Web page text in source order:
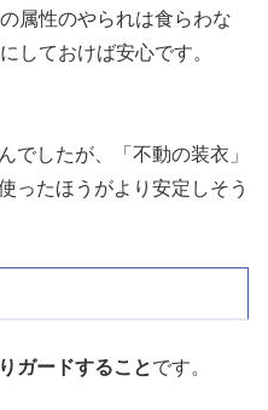
属性のやられは食らわな
しておけば安心です。
でしたが、「不動の装衣」
ったほうがより安定しそう
ガードすることです。